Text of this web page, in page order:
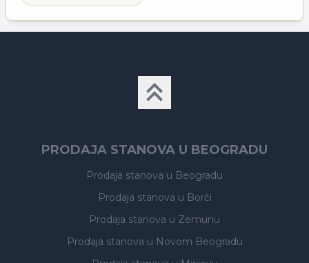
PRODAJA STANOVA U BEOGRADU
Prodaja stanova u Beogradu
Prodaja stanova u Borči
Prodaja stanova u Zemunu
Prodaja stanova u Novom Beogradu